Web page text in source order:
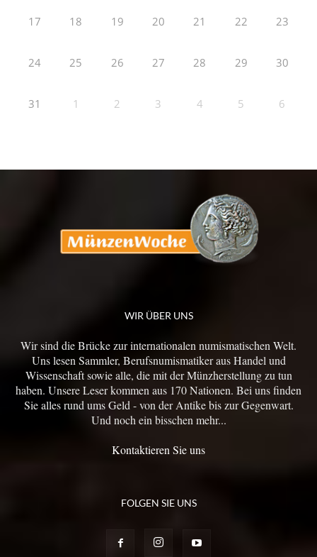
17 18 19 20 21 22 23
24 25 26 27 28 29 30
31 1 2 3 4 5 6
WIR ÜBER UNS
Wir sind die Brücke zur internationalen numismatischen Welt.
Uns lesen Sammler, Berufsnumismatiker aus Handel und
Wissenschaft sowie alle, die mit der Münzherstellung zu tun
haben. Unsere Leser kommen aus 170 Nationen. Bei uns finden
Sie alles rund ums Geld - von der Antike bis zur Gegenwart.
Und noch ein bisschen mehr...
Kontaktieren Sie uns
FOLGEN SIE UNS